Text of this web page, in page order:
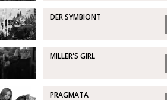
DER SYMBIONT
MILLER'S GIRL
PRAGMATA